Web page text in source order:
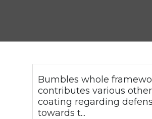
Bumbles whole
contributes various other
coating regarding
towards t...